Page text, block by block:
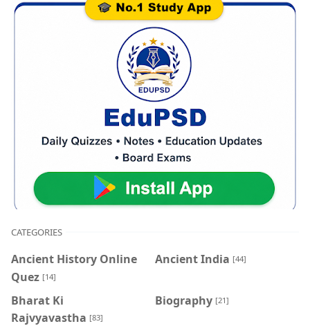
CATEGORIES
Ancient History Online
Quez [14]
Ancient India [44]
Bharat Ki
Rajvyavastha [83]
Biography [21]